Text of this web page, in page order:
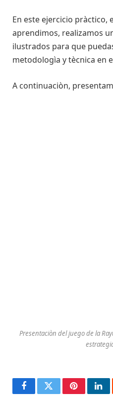
En este ejercicio pràctico,
aprendimos, realizamos
ilustrados para que
metodologìa y tècnica en
A continuaciòn,
Presentaciòn del juego de la
FacebookTwitterPinterest